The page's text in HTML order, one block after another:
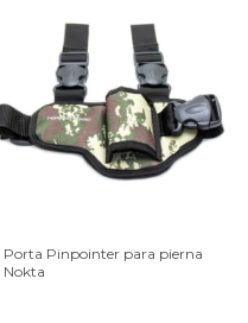
Porta Pinpointer para pierna
Nokta